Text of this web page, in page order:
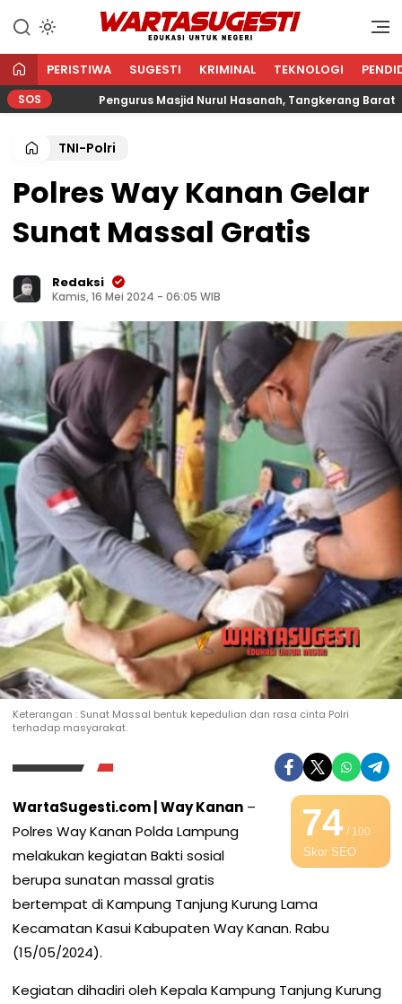
WARTA SUGESTI √ EDUKASI
Edukasi Untuk Negeri
PERISTIWA SUGESTI KRIMINAL TEKNOLOGI
SOS Pengurus Masjid Nurul Hasanah, Tangkerang Barat
TNI-Polri
Polres Way Kanan Gelar
Sunat Massal Gratis
Redaksi
Kamis, 16 Mei 2024 - 06:05 WIB
Keterangan : Sunat Massal bentuk kepedulian dan rasa cinta Polri
terhadap masyarakat.
74/ 100
Skor SEO
WartaSugesti.com | Way Kanan –
Polres Way Kanan Polda Lampung
melakukan kegiatan Bakti sosial
berupa sunatan massal gratis
bertempat di Kampung Tanjung Kurung Lama
Kecamatan Kasui Kabupaten Way Kanan. Rabu
(15/05/2024).
Kegiatan dihadiri oleh Kepala Kampung Tanjung Kurung